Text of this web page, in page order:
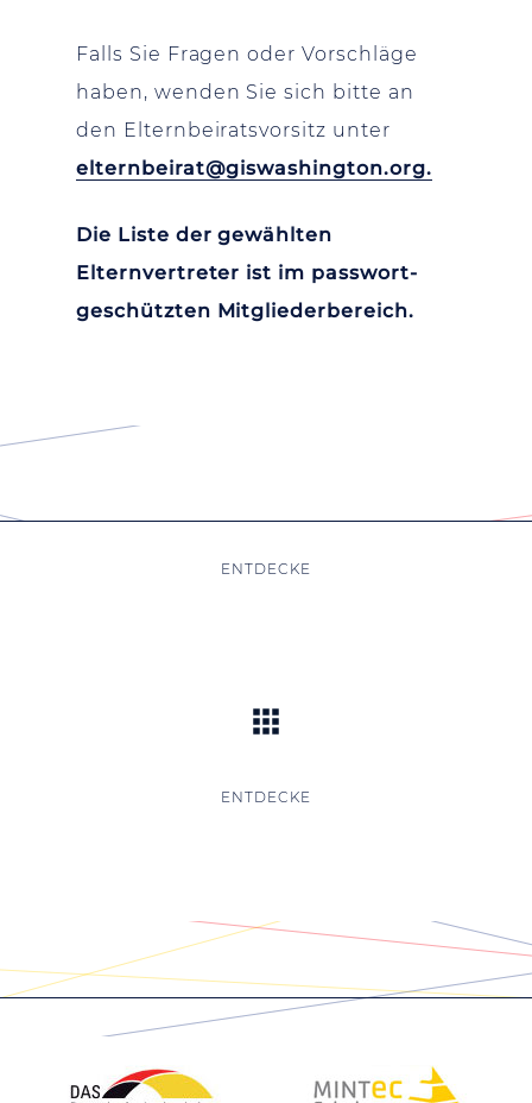
Falls Sie Fragen oder Vorschläge
haben, wenden Sie sich bitte an
den Elternbeiratsvorsitz unter
elternbeirat@giswashington.org.
Die Liste der gewählten
Elternvertreter ist im passwort-
geschützten Mitgliederbereich.